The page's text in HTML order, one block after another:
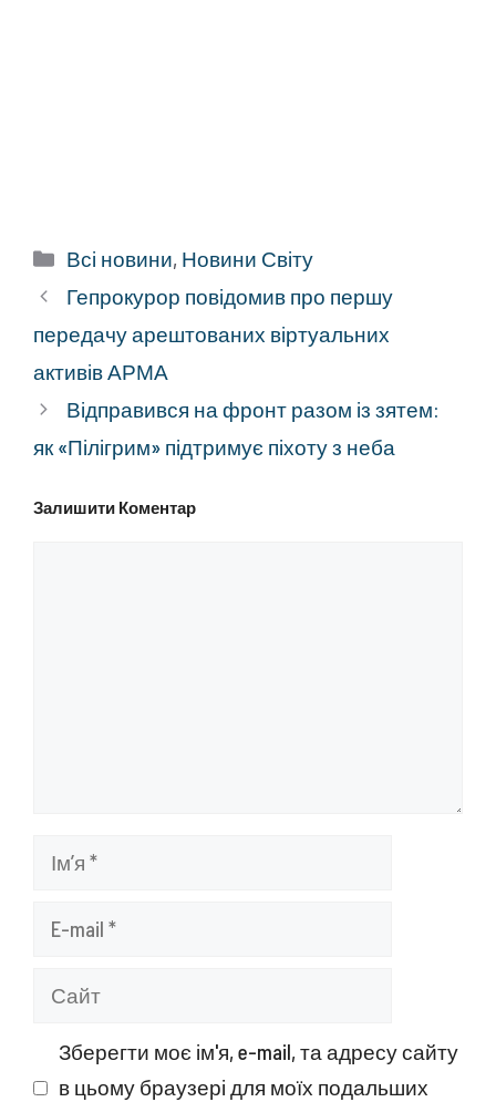
Категорії
Всі новини, Новини Світу
Гепрокурор повідомив про першу
передачу арештованих віртуальних
активів АРМА
Відправився на фронт разом із зятем:
як «Пілігрим» підтримує піхоту з неба
Залишити Коментар
Ім’я
Сайт
Зберегти моє ім'я, e-mail, та адресу сайту
в цьому браузері для моїх подальших